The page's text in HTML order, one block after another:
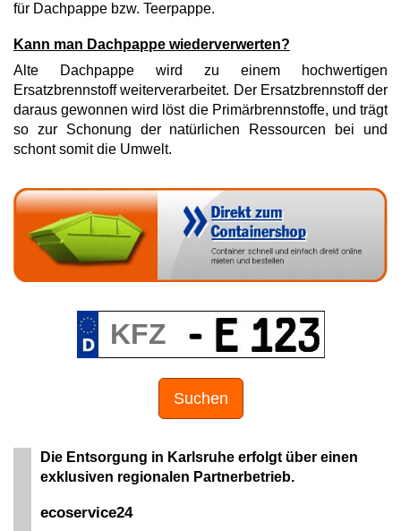
für Dachpappe bzw. Teerpappe.
Kann man Dachpappe wiederverwerten?
Alte Dachpappe wird zu einem hochwertigen
Ersatzbrennstoff weiterverarbeitet. Der Ersatzbrennstoff der
daraus gewonnen wird löst die Primärbrennstoffe, und trägt
so zur Schonung der natürlichen Ressourcen bei und
schont somit die Umwelt.
Suchen
Die Entsorgung in Karlsruhe erfolgt über einen
exklusiven regionalen Partnerbetrieb.
ecoservice24